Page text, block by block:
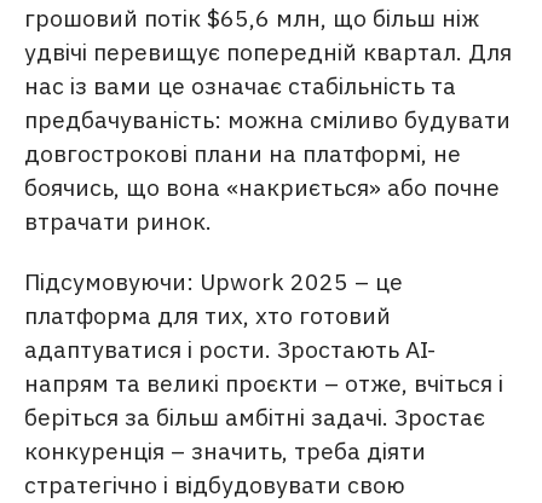
грошовий потік $65,6 млн, що більш ніж
удвічі перевищує попередній квартал. Для
нас із вами це означає стабільність та
предбачуваність: можна сміливо будувати
довгострокові плани на платформі, не
боячись, що вона «накриється» або почне
втрачати ринок.
Підсумовуючи: Upwork 2025 – це
платформа для тих, хто готовий
адаптуватися і рости. Зростають AI-
напрям та великі проєкти – отже, вчіться і
беріться за більш амбітні задачі. Зростає
конкуренція – значить, треба діяти
стратегічно і відбудовувати свою